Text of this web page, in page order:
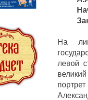
На
левой